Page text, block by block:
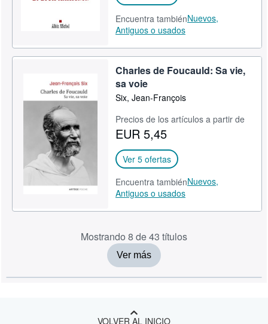
Encuentra tambiénNuevos,
Antiguos o usados
Charles de Foucauld: Sa vie,
sa voie
Six, Jean-François
Precios de los artículos a partir de
EUR 5,45
Ver 5 ofertas
Encuentra tambiénNuevos,
Antiguos o usados
Mostrando 8 de 43 títulos
Ver más
VOLVER AL INICIO